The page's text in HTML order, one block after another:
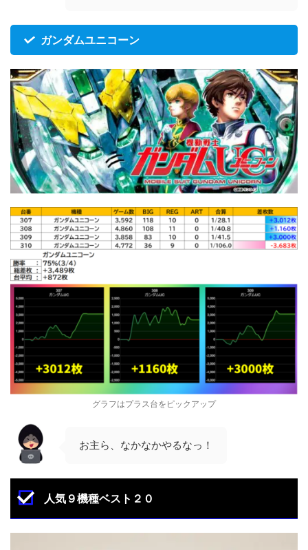
ガンダムユニコーン
グラフはプラス台をピックアップ
お主ら、なかなかやるなっ！
人気９機種ベスト２０